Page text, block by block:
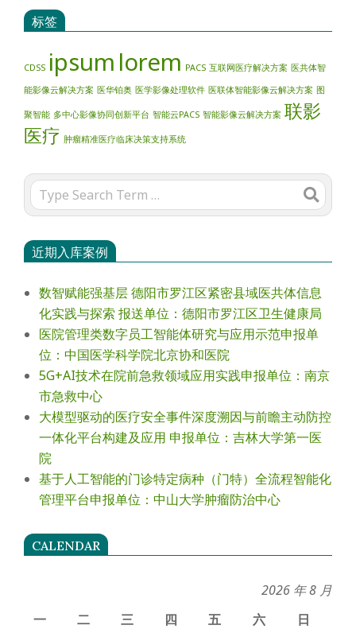
标签
CDSS ipsum lorem PACS 互联网医疗解决方案 医共体智
能影像云解决方案 医华铂奥 医学影像处理软件 医联体智能影像云解决方案 图
聚智能 多中心影像协同创新平台 智能云PACS 智能影像云解决方案 联影
医疗 肿瘤精准医疗临床决策支持系统
Search
近期入库案例
数智赋能强基层 德阳市罗江区紧密县域医共体信息
化实践与探索 报送单位：德阳市罗江区卫生健康局
医院管理类数字员工智能体研究与应用示范申报单
位：中国医学科学院北京协和医院
5G+AI技术在院前急救领域应用实践申报单位：南京
市急救中心
大模型驱动的医疗安全事件深度溯因与前瞻主动防控
一体化平台构建及应用 申报单位：吉林大学第一医
院
基于人工智能的门诊特定病种（门特）全流程智能化
管理平台申报单位：中山大学肿瘤防治中心
CALENDAR
2026 年 8 月
一
二 三 四 五 六
日